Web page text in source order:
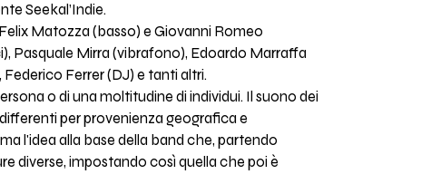
Seekal’Indie.
Matozza (basso) e Giovanni Romeo
Pasquale Mirra (vibrafono), Edoardo Marraffa
Ferrer (DJ) e tanti altri.
o di una moltitudine di individui. Il suono dei
per provenienza geografica e
l'idea alla base della band che, partendo
diverse, impostando così quella che poi è